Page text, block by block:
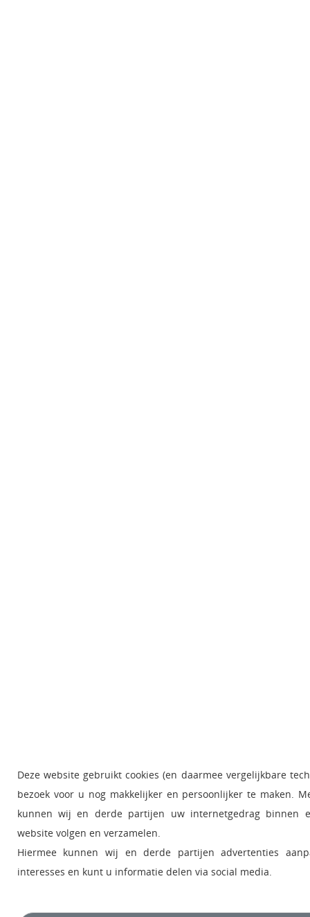
Deze website gebruikt cookies (en daarmee vergelijkbare
bezoek voor u nog makkelijker en persoonlijker te maken.
kunnen wij en derde partijen uw internetgedrag binnen
website volgen en verzamelen.
Hiermee kunnen wij en derde partijen advertenties
interesses en kunt u informatie delen via social media.